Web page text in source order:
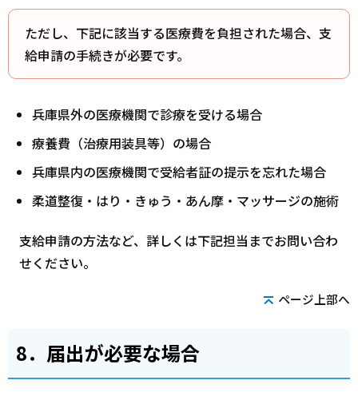
ただし、下記に該当する医療費を負担された場合、支
給申請の手続きが必要です。
兵庫県外の医療機関で診療を受ける場合
療養費（治療用装具等）の場合
兵庫県内の医療機関で受給者証の提示を忘れた場合
柔道整復・はり・きゅう・あん摩・マッサージの施術
支給申請の方法など、詳しくは下記担当までお問い合わ
せください。
ページ上部へ
8．届出が必要な場合